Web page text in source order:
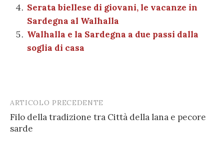
Serata biellese di giovani, le vacanze in
Sardegna al Walhalla
Walhalla e la Sardegna a due passi dalla
soglia di casa
Post
navigation
ARTICOLO PRECEDENTE
Filo della tradizione tra Città della lana e pecore
sarde